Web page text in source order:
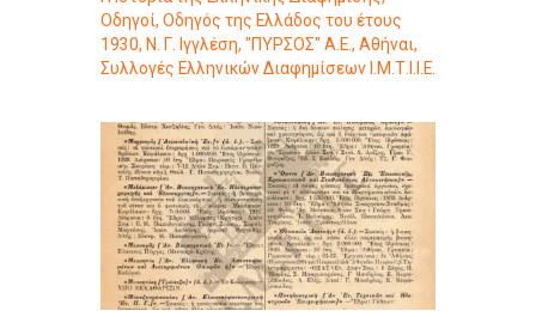
Οδηγοί, Οδηγός της Ελλάδος του έτους
1930, Ν. Γ. Ιγγλέση, "ΠΥΡΣΟΣ" Α.Ε., Αθήναι,
Συλλογές Ελληνικών Διαφημίσεων Ι.Μ.Τ.Ι.Ι.Ε.